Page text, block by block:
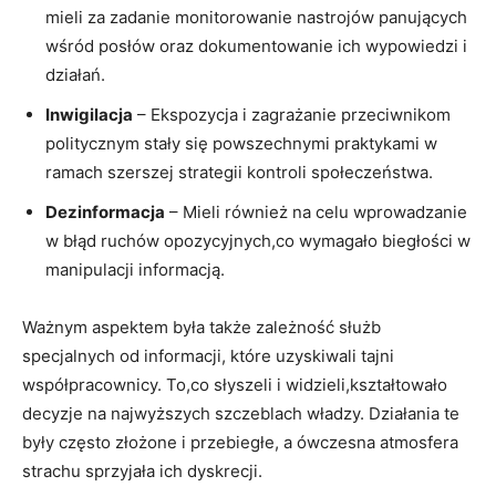
mieli za zadanie monitorowanie nastrojów panujących
wśród posłów oraz dokumentowanie ich wypowiedzi i
działań.
Inwigilacja – Ekspozycja i zagrażanie przeciwnikom
politycznym stały się powszechnymi praktykami w
ramach szerszej strategii kontroli społeczeństwa.
Dezinformacja – Mieli również na celu wprowadzanie
w błąd ruchów opozycyjnych,co wymagało biegłości w
manipulacji informacją.
Ważnym aspektem była także zależność służb
specjalnych od informacji, które uzyskiwali tajni
współpracownicy. To,co słyszeli i widzieli,kształtowało
decyzje na najwyższych szczeblach władzy. Działania te
były często złożone i przebiegłe, a ówczesna atmosfera
strachu sprzyjała ich dyskrecji.